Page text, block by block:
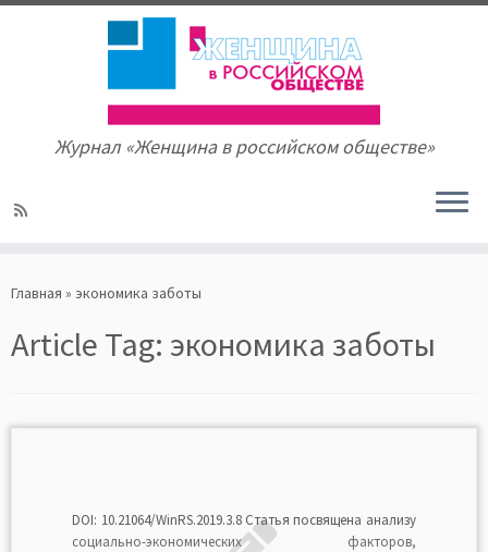
to
Журнал «Женщина в российском обществе»
Главная » экономика заботы
Article Tag: экономика заботы
DOI: 10.21064/WinRS.2019.3.8 Статья посвящена анализу
социально-экономических факторов,